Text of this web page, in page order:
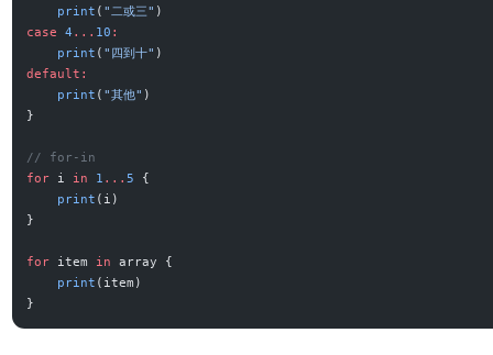
    print
( "二或三" )
case
4 ... 10 :
    print
( "四到十" )
default:
    print
( "其他" )
}
// for-in
for i in 1 ...5
{
    print
(i)
}
for item in
array {
    print
(item)
}